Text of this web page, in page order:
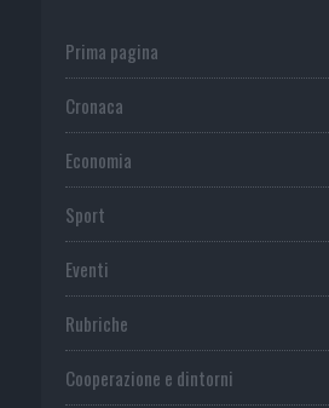
Prima pagina
Cronaca
Economia
Sport
Eventi
Rubriche
Cooperazione e dintorni